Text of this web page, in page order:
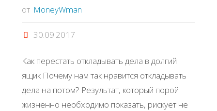
от MoneyWman
30.09.2017
Как перестать откладывать дела в долгий
ящик Почему нам так нравится откладывать
дела на потом? Результат, который порой
жизненно необходимо показать, рискует не